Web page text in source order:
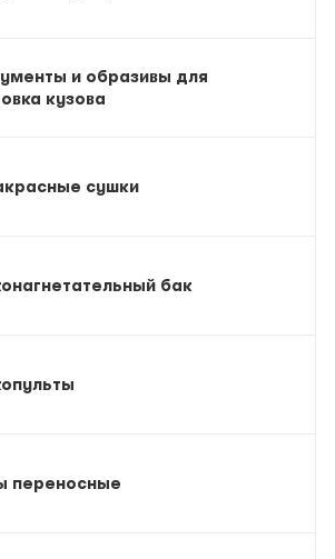
и образивы для
кузова
сушки
бак
переносные